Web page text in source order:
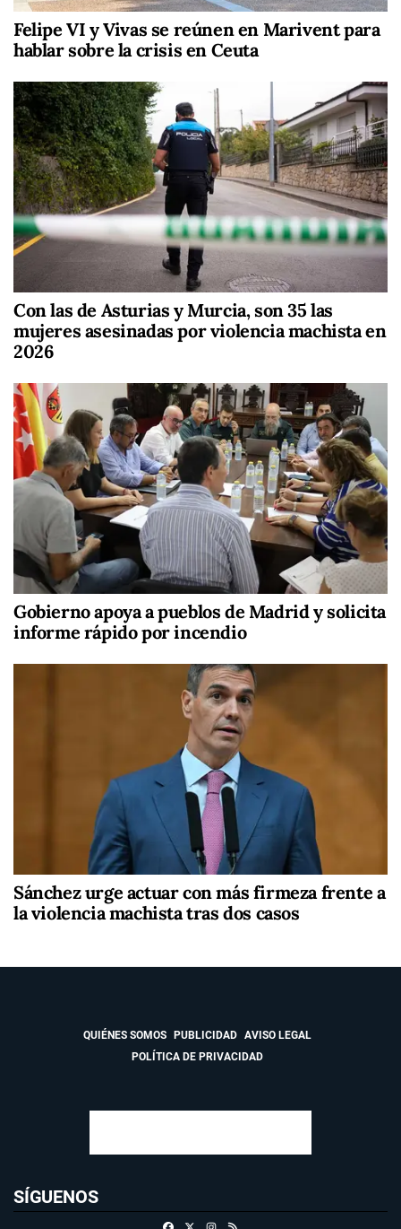
Felipe VI y Vivas se reúnen en Marivent para
hablar sobre la crisis en Ceuta
Con las de Asturias y Murcia, son 35 las
mujeres asesinadas por violencia machista en
2026
Gobierno apoya a pueblos de Madrid y solicita
informe rápido por incendio
Sánchez urge actuar con más firmeza frente a
la violencia machista tras dos casos
QUIÉNES SOMOS PUBLICIDAD
AVISO LEGAL
POLÍTICA DE PRIVACIDAD
SÍGUENOS
FacebookInstagram